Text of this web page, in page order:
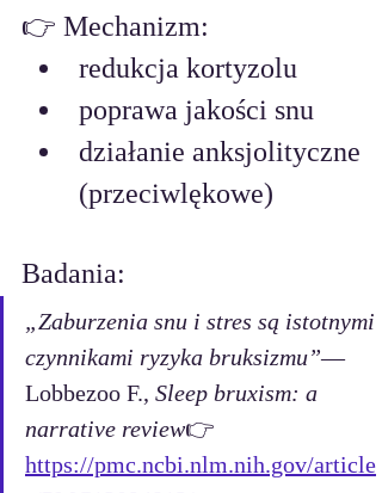
👉 Mechanizm:
redukcja kortyzolu
poprawa jakości snu
działanie anksjolityczne
(przeciwlękowe)
Badania:
„Zaburzenia snu i stres są istotnymi
czynnikami ryzyka bruksizmu”—
Lobbezoo F., Sleep bruxism: a
narrative review👉
https://pmc.ncbi.nlm.nih.gov/article